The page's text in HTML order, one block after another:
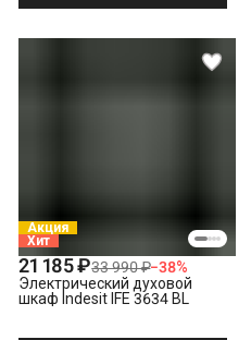
Акция
Хит
21 185 ₽33 990 ₽−38%
Электрический духовой
шкаф Indesit IFE 3634 BL